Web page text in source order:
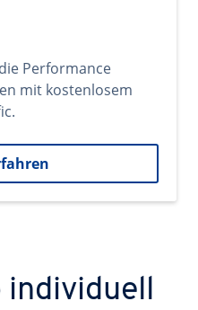
Performance
mit kostenlosem
individuell